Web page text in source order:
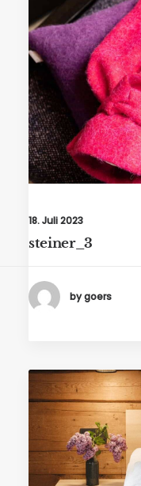
18. Juli 2023
steiner_3
by goers